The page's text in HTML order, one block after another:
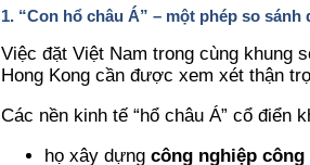
1. “Con hổ châu Á” – một phép so sánh
Việc đặt Việt Nam trong cùng khung
Hong Kong cần được xem xét thận
Các nền kinh tế “hổ châu Á” cổ điển
họ xây dựng công nghiệp